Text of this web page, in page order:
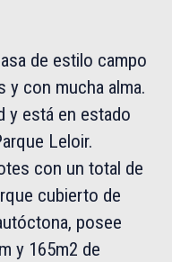
de estilo campo
y con mucha alma.
y está en estado
Leloir.
con un total de
cubierto de
posee
y 165m2 de